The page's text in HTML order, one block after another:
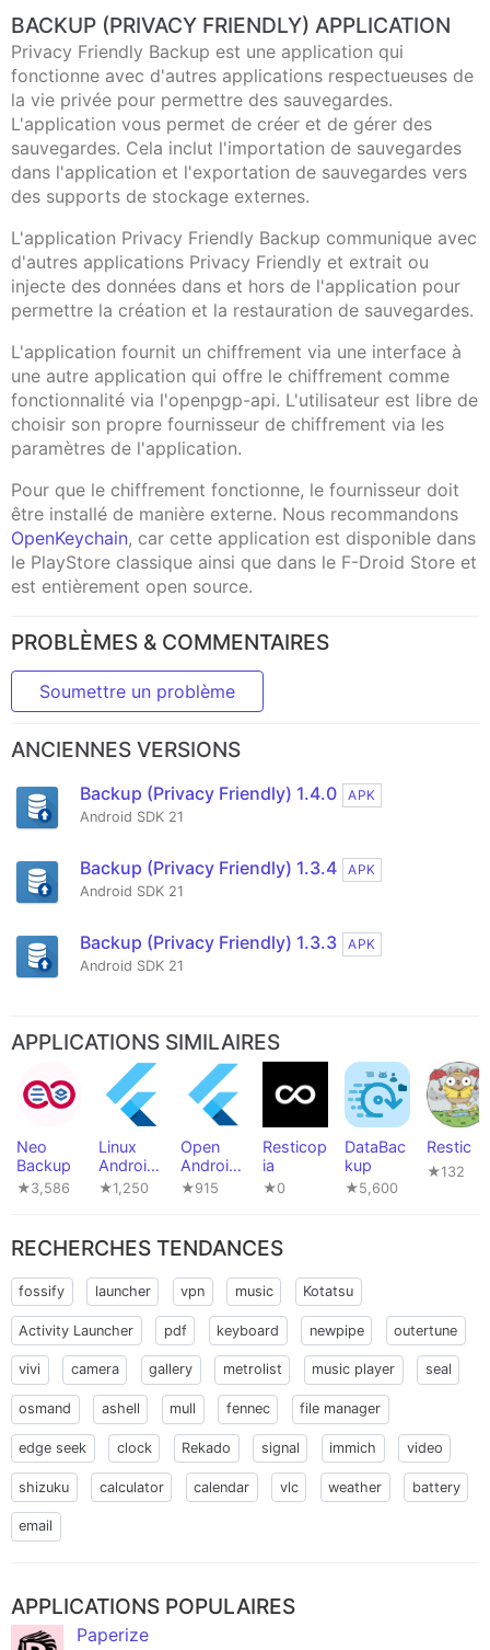
BACKUP (PRIVACY FRIENDLY) APPLICATION
Privacy Friendly Backup est une application qui
fonctionne avec d'autres applications respectueuses de
la vie privée pour permettre des sauvegardes.
L'application vous permet de créer et de gérer des
sauvegardes. Cela inclut l'importation de sauvegardes
dans l'application et l'exportation de sauvegardes vers
des supports de stockage externes.
L'application Privacy Friendly Backup communique avec
d'autres applications Privacy Friendly et extrait ou
injecte des données dans et hors de l'application pour
permettre la création et la restauration de sauvegardes.
L'application fournit un chiffrement via une interface à
une autre application qui offre le chiffrement comme
fonctionnalité via l'openpgp-api. L'utilisateur est libre de
choisir son propre fournisseur de chiffrement via les
paramètres de l'application.
Pour que le chiffrement fonctionne, le fournisseur doit
être installé de manière externe. Nous recommandons
OpenKeychain, car cette application est disponible dans
le PlayStore classique ainsi que dans le F-Droid Store et
est entièrement open source.
PROBLÈMES & COMMENTAIRES
Soumettre un problème
ANCIENNES VERSIONS
Backup (Privacy Friendly) 1.4.0
APK
Android SDK 21
Backup (Privacy Friendly) 1.3.4
APK
Android SDK 21
Backup (Privacy Friendly) 1.3.3
APK
Android SDK 21
APPLICATIONS SIMILAIRES
Neo
Backup
★3,586
Linux
Android
Backup
Compani
★1,250
Open
Android
Backup
★915
Resticop
ia
★0
DataBac
kup
★5,600
Restic
★132
RECHERCHES TENDANCES
fossify launcher vpn music Kotatsu
Activity Launcher pdf keyboard newpipe outertune
vivi camera gallery metrolist music player seal
osmand ashell mull fennec file manager
edge seek clock Rekado signal immich video
shizuku calculator calendar vlc weather battery
email
APPLICATIONS POPULAIRES
Paperize